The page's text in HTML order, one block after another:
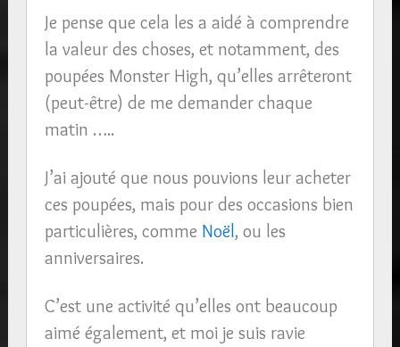
Je pense que cela les a aidé à comprendre
la valeur des choses, et notamment, des
poupées Monster High, qu’elles arrêteront
(peut-être) de me demander chaque
matin …..
J’ai ajouté que nous pouvions leur acheter
ces poupées, mais pour des occasions bien
particulières, comme Noël, ou les
anniversaires.
C’est une activité qu’elles ont beaucoup
aimé également, et moi je suis ravie